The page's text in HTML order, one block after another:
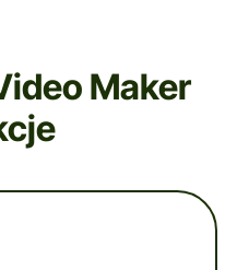
Maker